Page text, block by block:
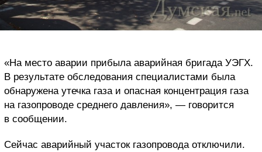
«На место аварии прибыла аварийная бригада УЭГХ.
В результате обследования специалистами была
обнаружена утечка газа и опасная концентрация газа
на газопроводе среднего давления», — говорится
в сообщении.
Сейчас аварийный участок газопровода отключили.